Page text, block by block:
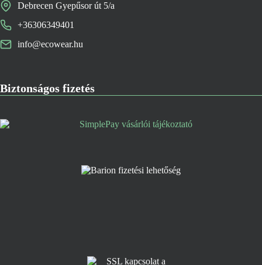
Debrecen Gyepűsor út 5/a
+36306349401
info@ecowear.hu
Biztonságos fizetés